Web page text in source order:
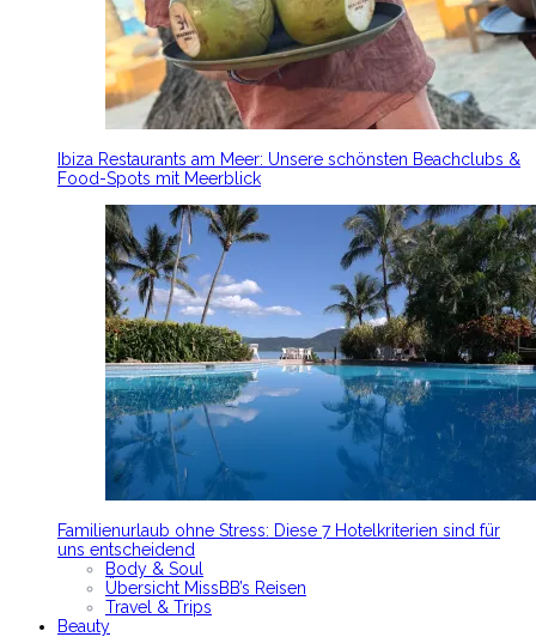
Ibiza Restaurants am Meer: Unsere schönsten Beachclubs &
Food-Spots mit Meerblick
Familienurlaub ohne Stress: Diese 7 Hotelkriterien sind für
uns entscheidend
Body & Soul
Übersicht MissBB’s Reisen
Travel & Trips
Beauty